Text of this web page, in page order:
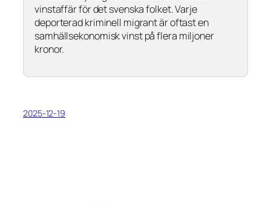
vinstaffär för det svenska folket. Varje
deporterad kriminell migrant är oftast en
samhällsekonomisk vinst på flera miljoner
kronor.
2025-12-19